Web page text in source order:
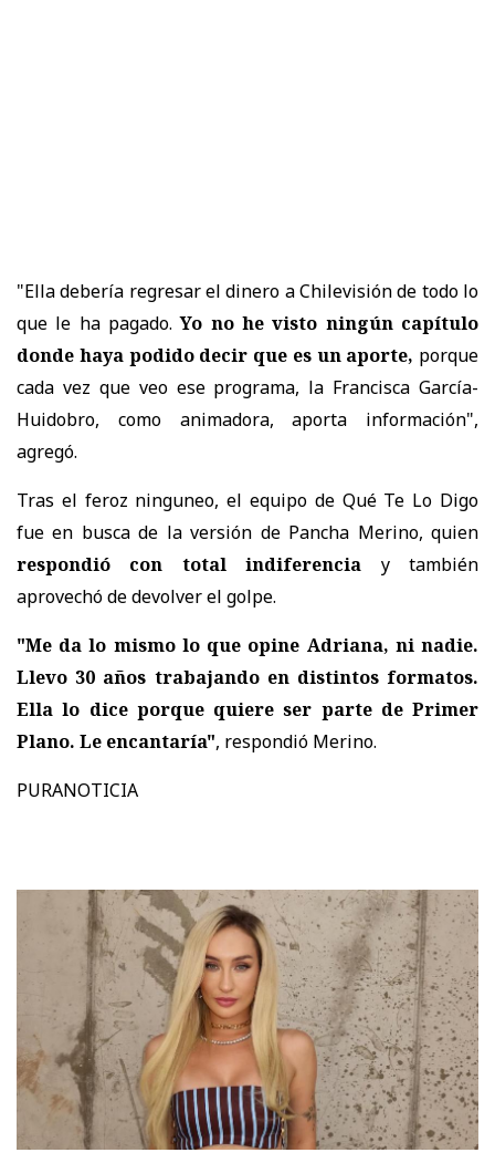
"Ella debería regresar el dinero a Chilevisión de todo lo
que le ha pagado.Yo no he visto ningún capítulo
donde haya podido decir que es un aporte, porque
cada vez que veo ese programa, la Francisca García-
Huidobro, como animadora, aporta información",
agregó.
Tras el feroz ninguneo, el equipo de Qué Te Lo Digo
fue en busca de la versión de Pancha Merino, quien
respondió con total indiferencia y también
aprovechó de devolver el golpe.
"Me da lo mismo lo que opine Adriana, ni nadie.
Llevo 30 años trabajando en distintos formatos.
Ella lo dice porque quiere ser parte de Primer
Plano. Le encantaría", respondió Merino.
PURANOTICIA